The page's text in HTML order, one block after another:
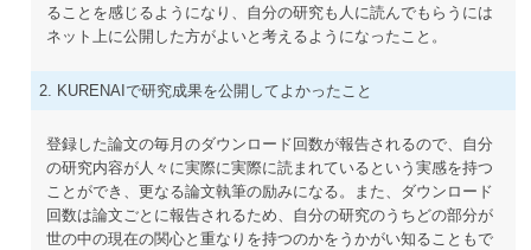
ることを感じるようになり、自分の研究も人に読んでもらうには
ネット上に公開した方がよいと考えるようになったこと。
2. KURENAIで研究成果を公開してよかったこと
登録した論文の毎月のダウンロード回数が報告されるので、自分
の研究内容が人々に実際に実際に読まれているという実感を持つ
ことができ、更なる論文執筆の励みになる。また、ダウンロード
回数は論文ごとに報告されるため、自分の研究のうちどの部分が
世の中の現在の関心と重なりを持つのかをうかがい知ることもで